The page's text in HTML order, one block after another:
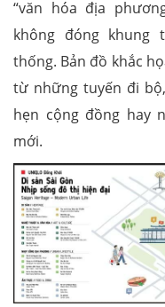
“văn hóa địa
không đóng khung
thống. Bản đồ khắc
từ những tuyến đi
hẹn cộng đồng hay
mới.